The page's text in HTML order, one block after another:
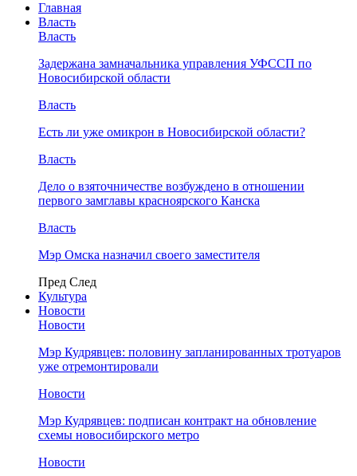
Главная
Власть
Власть
Задержана замначальника управления УФССП по
Новосибирской области
Власть
Есть ли уже омикрон в Новосибирской области?
Власть
Дело о взяточничестве возбуждено в отношении
первого замглавы красноярского Канска
Власть
Мэр Омска назначил своего заместителя
Пред След
Культура
Новости
Новости
Мэр Кудрявцев: половину запланированных тротуаров
уже отремонтировали
Новости
Мэр Кудрявцев: подписан контракт на обновление
схемы новосибирского метро
Новости